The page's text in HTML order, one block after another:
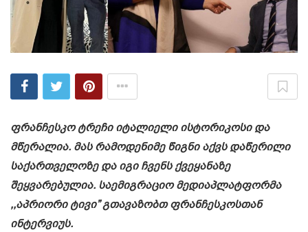
ფრანჩესკო ტრეჩი იტალიელი ისტორიკოსი და
მწერალია. მას რამოდენიმე წიგნი აქვს დაწერილი
საქართველოზე და იგი ჩვენს ქვეყანაზე
შეყვარებულია. საემიგრაციო მედიაპლატფორმა
,,აპრიორი ტივი” გთავაზობთ ფრანჩესკოსთან
ინტერვიუს.